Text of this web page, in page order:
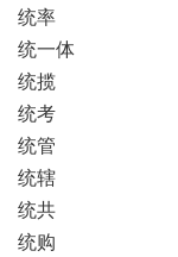
统率
统一体
统揽
统考
统管
统辖
统共
统购